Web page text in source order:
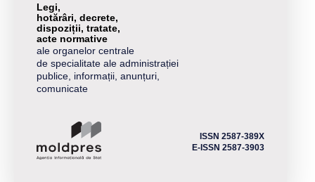
Legi,
hotărâri, decrete,
dispoziții, tratate,
acte normative
ale organelor centrale
de specialitate ale administrației
publice, informații, anunțuri,
comunicate
ISSN 2587-389X
E-ISSN 2587-3903